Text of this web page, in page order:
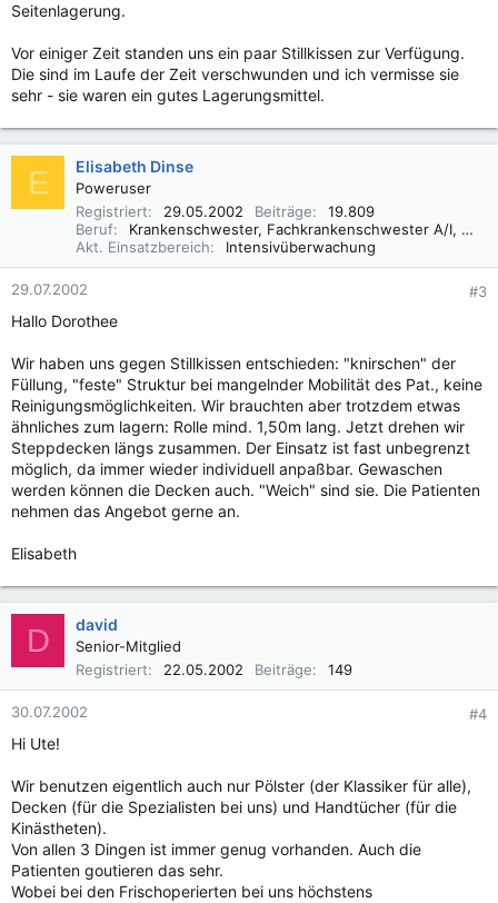
Seitenlagerung.
Vor einiger Zeit standen uns ein paar Stillkissen zur Verfügung.
Die sind im Laufe der Zeit verschwunden und ich vermisse sie
sehr - sie waren ein gutes Lagerungsmittel.
E Elisabeth Dinse
Poweruser
Registriert
29.05.2002 Beiträge
19.809
Beruf
Krankenschwester, Fachkrankenschwester A/I, Praxisbegleiter Basale Stimulation
Akt. Einsatzbereich
Intensivüberwachung
29.07.2002 #3
Hallo Dorothee
Wir haben uns gegen Stillkissen entschieden: "knirschen" der
Füllung, "feste" Struktur bei mangelnder Mobilität des Pat., keine
Reinigungsmöglichkeiten. Wir brauchten aber trotzdem etwas
ähnliches zum lagern: Rolle mind. 1,50m lang. Jetzt drehen wir
Steppdecken längs zusammen. Der Einsatz ist fast unbegrenzt
möglich, da immer wieder individuell anpaßbar. Gewaschen
werden können die Decken auch. "Weich" sind sie. Die Patienten
nehmen das Angebot gerne an.
Elisabeth
D david
Senior-Mitglied
Registriert
22.05.2002 Beiträge 149
30.07.2002 #4
Hi Ute!
Wir benutzen eigentlich auch nur Pölster (der Klassiker für alle),
Decken (für die Spezialisten bei uns) und Handtücher (für die
Kinästheten).
Von allen 3 Dingen ist immer genug vorhanden. Auch die
Patienten goutieren das sehr.
Wobei bei den Frischoperierten bei uns höchstens